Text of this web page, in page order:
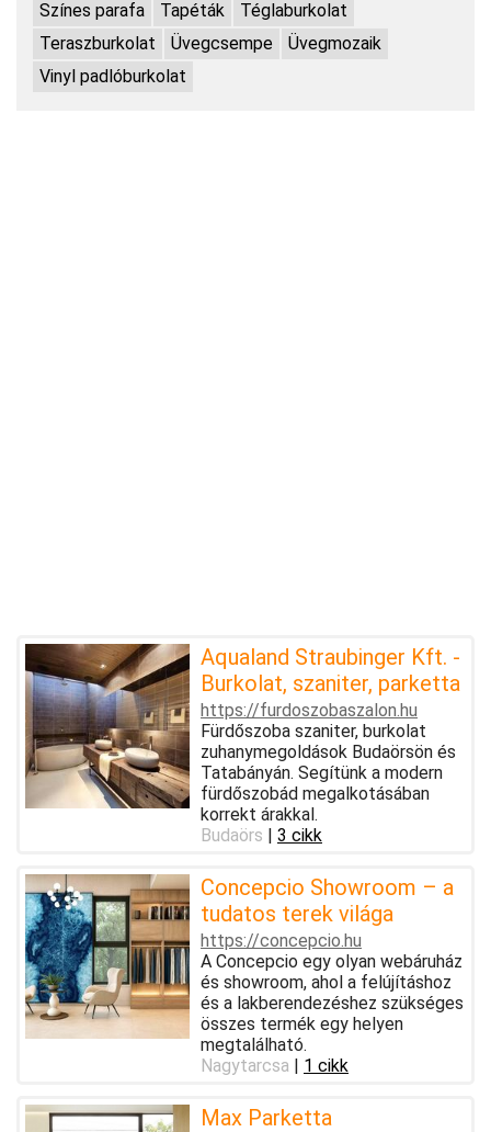
Színes parafa
Tapéták
Téglaburkolat
Teraszburkolat
Üvegcsempe
Üvegmozaik
Vinyl padlóburkolat
Aqualand Straubinger Kft. -
Burkolat, szaniter, parketta
https://furdoszobaszalon.hu
Fürdőszoba szaniter, burkolat
zuhanymegoldások Budaörsön és
Tatabányán. Segítünk a modern
fürdőszobád megalkotásában
korrekt árakkal.
Budaörs | 3 cikk
Concepcio Showroom – a
tudatos terek világa
https://concepcio.hu
A Concepcio egy olyan webáruház
és showroom, ahol a felújításhoz
és a lakberendezéshez szükséges
összes termék egy helyen
megtalálható.
Nagytarcsa | 1 cikk
Max Parketta